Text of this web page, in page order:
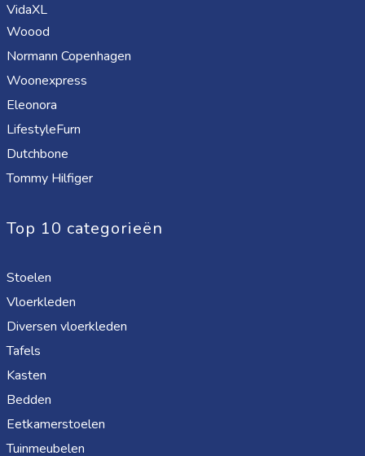
VidaXL
Woood
Normann Copenhagen
Woonexpress
Eleonora
LifestyleFurn
Dutchbone
Tommy Hilfiger
Top 10 categorieën
Stoelen
Vloerkleden
Diversen vloerkleden
Tafels
Kasten
Bedden
Eetkamerstoelen
Tuinmeubelen